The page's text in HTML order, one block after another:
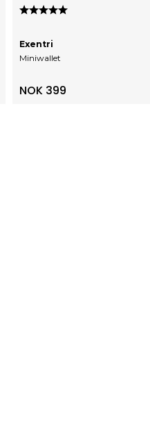
Miniwallet
Exentri
NOK 399
Karakter: